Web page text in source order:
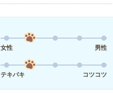
女性
男性
テキパキ
コツコツ